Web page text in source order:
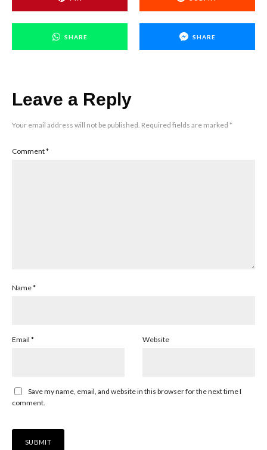
SHARE SHARE
Leave a Reply
Your email address will not be published. Required fields are marked *
Comment*
Name*
Email * Website
Save my name, email, and website in this browser for the next time I
comment.